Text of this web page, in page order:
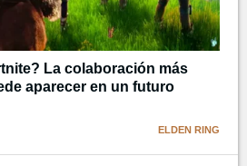
La colaboración más
aparecer en un futuro
ELDEN RING